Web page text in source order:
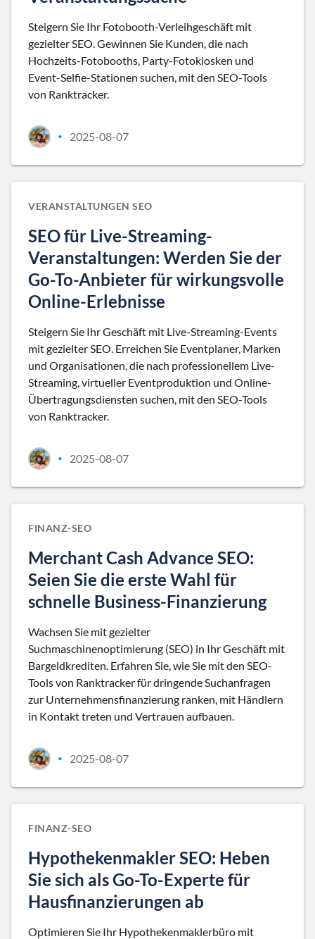
Steigern Sie Ihr Fotobooth-Verleihgeschäft mit
gezielter SEO. Gewinnen Sie Kunden, die nach
Hochzeits-Fotobooths, Party-Fotokiosken und
Event-Selfie-Stationen suchen, mit den SEO-Tools
von Ranktracker.
• 2025-08-07
VERANSTALTUNGEN SEO
SEO für Live-Streaming-
Veranstaltungen: Werden Sie der
Go-To-Anbieter für wirkungsvolle
Online-Erlebnisse
Steigern Sie Ihr Geschäft mit Live-Streaming-Events
mit gezielter SEO. Erreichen Sie Eventplaner, Marken
und Organisationen, die nach professionellem Live-
Streaming, virtueller Eventproduktion und Online-
Übertragungsdiensten suchen, mit den SEO-Tools
von Ranktracker.
• 2025-08-07
FINANZ-SEO
Merchant Cash Advance SEO:
Seien Sie die erste Wahl für
schnelle Business-Finanzierung
Wachsen Sie mit gezielter
Suchmaschinenoptimierung (SEO) in Ihr Geschäft mit
Bargeldkrediten. Erfahren Sie, wie Sie mit den SEO-
Tools von Ranktracker für dringende Suchanfragen
zur Unternehmensfinanzierung ranken, mit Händlern
in Kontakt treten und Vertrauen aufbauen.
• 2025-08-07
FINANZ-SEO
Hypothekenmakler SEO: Heben
Sie sich als Go-To-Experte für
Hausfinanzierungen ab
Optimieren Sie Ihr Hypothekenmaklerbüro mit